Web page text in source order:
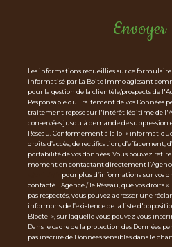
Envoyer
Les informations recueillies sur ce
informatisé par La Boite Immo agissant
pour la gestion de la clientèle/prospects de
Responsable du Traitement de vos Données
traitement repose sur l'intérêt légitime de
conservées jusqu'à demande de suppression
Réseau. Conformément à la loi «
droits d’accès, de rectification, d’effacement,
portabilité de vos données. Vous pouvez
moment en contactant directement
pour plus d’informations sur vos
contacté l'Agence / le Réseau, que vos droits
pas respectés, vous pouvez adresser une
informons de l’existence de la liste
Bloctel », sur laquelle vous pouvez vous
Dans le cadre de la protection des Données
pas inscrire de Données sensibles dans le